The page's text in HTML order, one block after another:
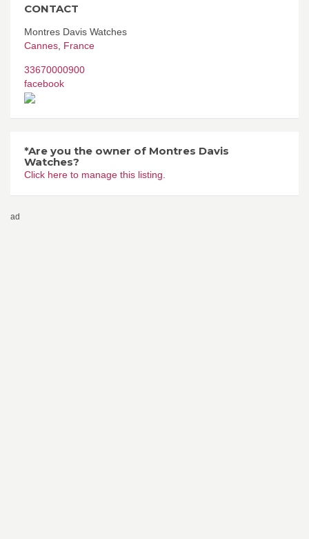
CONTACT
Montres Davis Watches
Cannes France
33670000900
facebook
*Are you the owner of Montres Davis
Watches?
Click here to manage this listing.
ad